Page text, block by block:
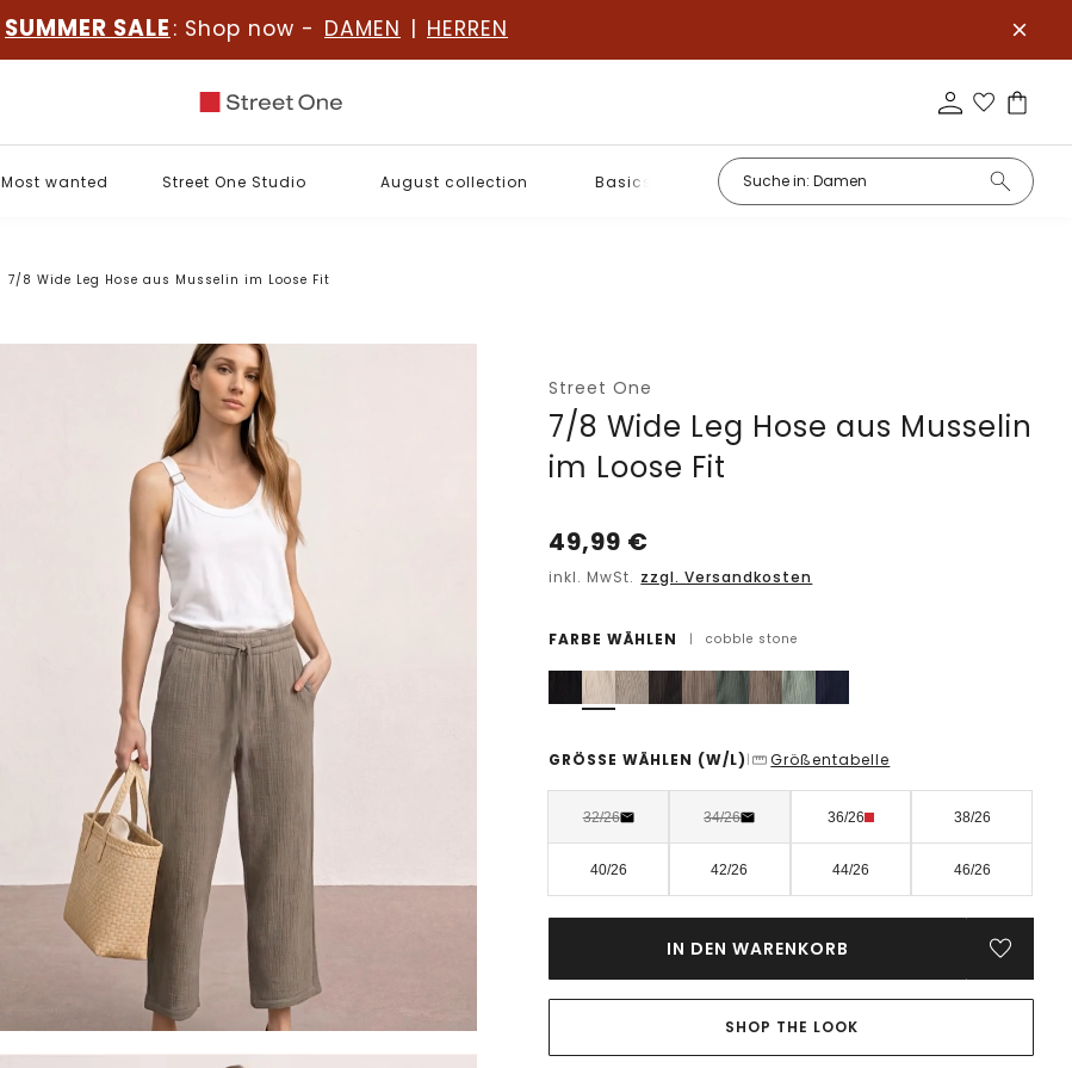
SUMMER SALE : Shop now - DAMEN | HERREN
Most wanted Street One Studio August collection Basics
7/8 Wide Leg Hose aus Musselin im Loose Fit
Street One
7/8 Wide Leg Hose aus Musselin
im Loose Fit
49,99 €
inkl. MwSt. zzgl. Versandkosten
FARBE WÄHLEN | cobble stone
GRÖSSE WÄHLEN (W/L) | Größentabelle
32/26 34/26 36/26 38/26
40/26 42/26 44/26 46/26
IN DEN WARENKORB
SHOP THE LOOK